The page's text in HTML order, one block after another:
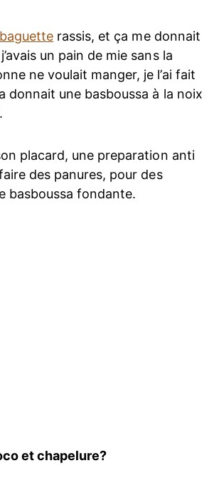
rassis, et ça me donnait
un pain de mie sans la
ne voulait manger, je l’ai fait
donnait une basboussa à la noix
placard, une preparation anti
des panures, pour des
basboussa fondante.
et chapelure?